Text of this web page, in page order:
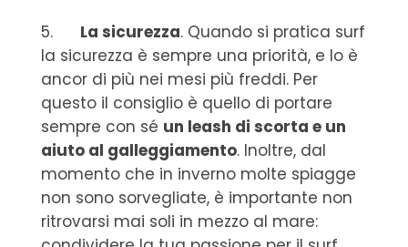
5. La sicurezza. Quando si pratica surf
la sicurezza è sempre una priorità, e lo è
ancor di più nei mesi più freddi. Per
questo il consiglio è quello di portare
sempre con sé un leash di scorta e un
aiuto al galleggiamento. Inoltre, dal
momento che in inverno molte spiagge
non sono sorvegliate, è importante non
ritrovarsi mai soli in mezzo al mare: